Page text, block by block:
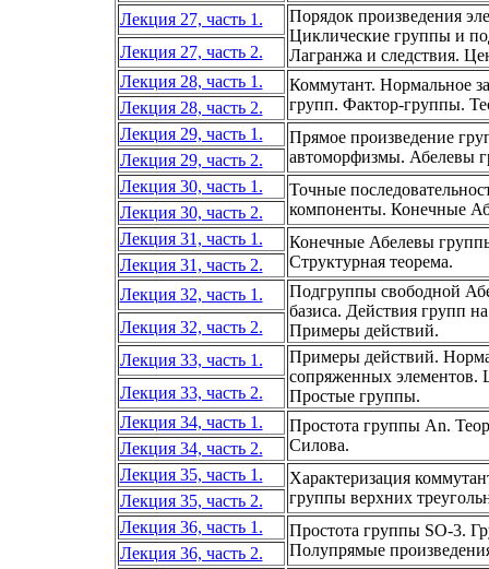
Лекция 27, часть 1.
Порядок произведения
Циклические группы и
Лагранжа и следствия.
Лекция 27, часть 2.
Лекция 28, часть 1.
Коммутант. Нормальное
групп. Фактор-группы.
Лекция 28, часть 2.
Лекция 29, часть 1.
Прямое произведение
автоморфизмы. Абелевы
Лекция 29, часть 2.
Лекция 30, часть 1.
Точные
компоненты. Конечные
Лекция 30, часть 2.
Лекция 31, часть 1.
Конечные Абелевы
Структурная теорема.
Лекция 31, часть 2.
Лекция 32, часть 1.
Подгруппы свободной
базиса. Действия групп
Примеры действий.
Лекция 32, часть 2.
Лекция 33, часть 1.
Примеры действий.
сопряженных элементов.
Простые группы.
Лекция 33, часть 2.
Лекция 34, часть 1.
Простота группы An.
Силова.
Лекция 34, часть 2.
Лекция 35, часть 1.
Характеризация
группы верхних
Лекция 35, часть 2.
Лекция 36, часть 1.
Простота группы SO-3.
Полупрямые
Лекция 36, часть 2.